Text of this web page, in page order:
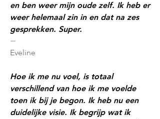
en ben weer mijn oude zelf. Ik heb er
weer helemaal zin in en dat na zes
gesprekken. Super.
​━
Eveline
Hoe ik me nu voel, is totaal
verschillend van hoe ik me voelde
toen ik bij je begon. Ik heb nu een
duidelijke visie. Ik begrijp wat ik